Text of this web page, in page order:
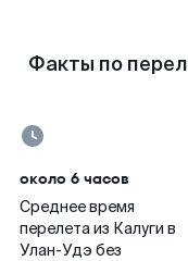
Факты по
около 6 часов
Среднее время
перелета из Калуги в
Улан-Удэ без